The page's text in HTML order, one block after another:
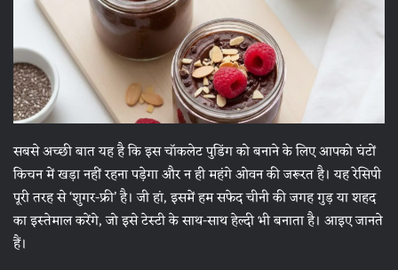
सबसे अच्छी बात यह है कि इस चॉकलेट पुडिंग को बनाने के लिए आपको घंटों
किचन में खड़ा नहीं रहना पड़ेगा और न ही महंगे ओवन की जरूरत है। यह रेसिपी
पूरी तरह से ‘शुगर-फ्री’ है। जी हां, इसमें हम सफेद चीनी की जगह गुड़ या शहद
का इस्तेमाल करेंगे, जो इसे टेस्टी के साथ-साथ हेल्दी भी बनाता है। आइए जानते
हैं।